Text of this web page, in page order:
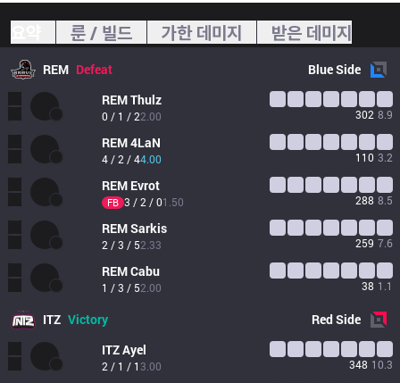
룬 / 빌드 가한 데미지 받은 데미지
REM Defeat BlueSide
REMThulz
0 / 1 / 22.00 302 8.9
REM4LaN
4 / 2 / 44.00 110 3.2
REM Evrot
FB 3 / 2 / 01.50 288 8.5
REMSarkis
2 / 3 / 52.33 259 7.6
REMCabu
1 / 3 / 52.00 38 1.1
ITZ Victory RedSide
ITZAyel
2 / 1 / 1 3.00 348 10.3